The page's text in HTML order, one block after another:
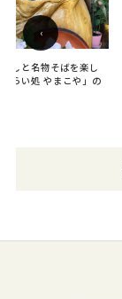
しと名物そばを楽し
らい処 やまこや」の
‹